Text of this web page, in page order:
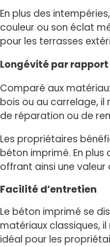
En plus des
couleur ou son éclat
pour les terrasses
Longévité par
Comparé aux
bois ou au carrelage,
de réparation ou de
Les propriétaires
béton imprimé. En
offrant ainsi une
Facilité d’entretien
Le béton imprimé se
matériaux classiques,
idéal pour les